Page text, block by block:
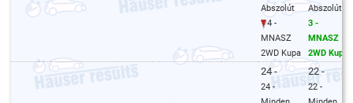
Abszolút
4 -
MNASZ
2WD Kupa
Abszolút
3 -
MNASZ
2WD Kupa
24 -
24 -
22 -
22 -